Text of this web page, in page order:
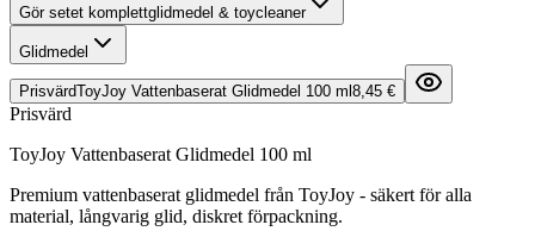
Gör setet komplettglidmedel & toycleaner
Glidmedel
PrisvärdToyJoy Vattenbaserat Glidmedel 100 ml 8,45 €
Prisvärd
ToyJoy Vattenbaserat Glidmedel 100 ml
Premium vattenbaserat glidmedel från ToyJoy - säkert för alla
material, långvarig glid, diskret förpackning.